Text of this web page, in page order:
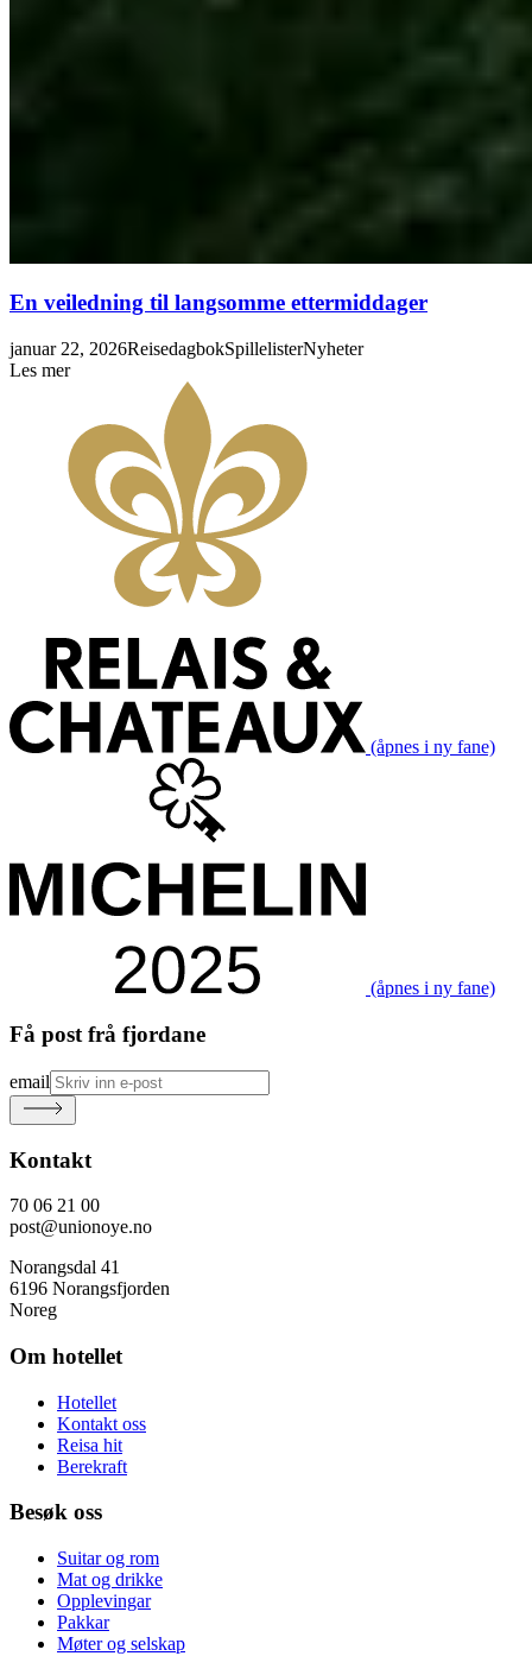
En veiledning til langsomme ettermiddager
januar 22, 2026ReisedagbokSpillelisterNyheter
Les mer
(åpnes i ny fane)
(åpnes i ny fane)
Få post frå fjordane
email
Kontakt
70 06 21 00
post@unionoye.no
Norangsdal 41
6196 Norangsfjorden
Noreg
Om hotellet
Hotellet
Kontakt oss
Reisa hit
Berekraft
Besøk oss
Suitar og rom
Mat og drikke
Opplevingar
Pakkar
Møter og selskap